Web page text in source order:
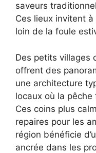
saveurs
Ces lieux invitent
loin de la foule
Des petits villages
offrent des
une architecture
locaux où la pêche
Ces coins plus
repaires pour les
région bénéficie
ancrée dans les